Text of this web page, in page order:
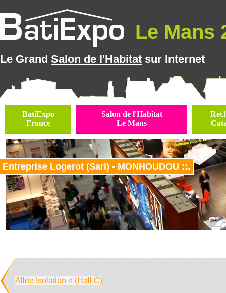
Le Mans
Le Grand Salon de l'Habitat sur Internet
BatiExpo
France
Salon de l'Habitat
Le Mans
Entreprise Logerot (Sarl) - MONHOUDOU ::.
Allée Isolation < (Hall C)